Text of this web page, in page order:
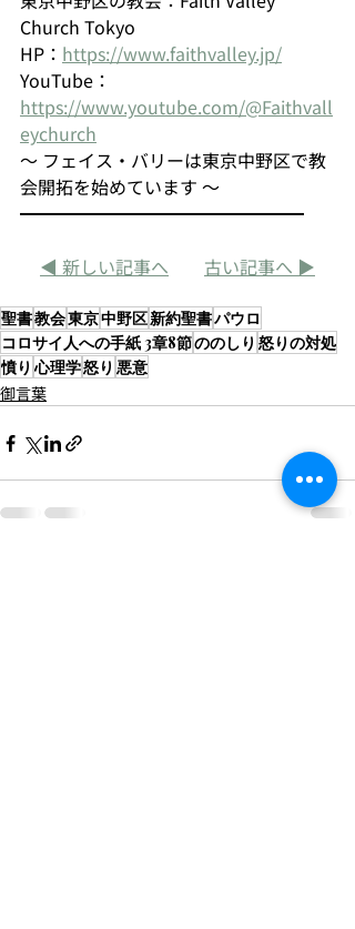
Church Tokyo
HP： https://www.faithvalley.jp/
YouTube：
https://www.youtube.com/@Faithvall
eychurch
～ フェイス・バリーは東京中野区で教
会開拓を始めています ～
━━━━━━━━━━━━━━━━
◀ 新しい記事へ
古い記事へ ▶
聖書教会東京中野区新約聖書パウロ
コロサイ人への手紙 3章8節ののしり 怒りの対処
憤り 心理学怒り 悪意
御言葉